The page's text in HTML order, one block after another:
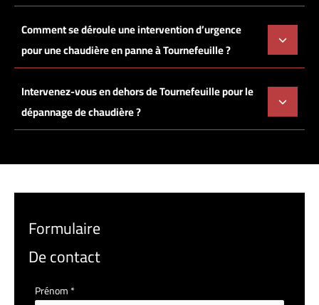
Comment se déroule une intervention d’urgence
pour une chaudière en panne à Tournefeuille ?
Intervenez-vous en dehors de Tournefeuille pour le
dépannage de chaudière ?
Formulaire
De contact
Formulaire
Prénom*